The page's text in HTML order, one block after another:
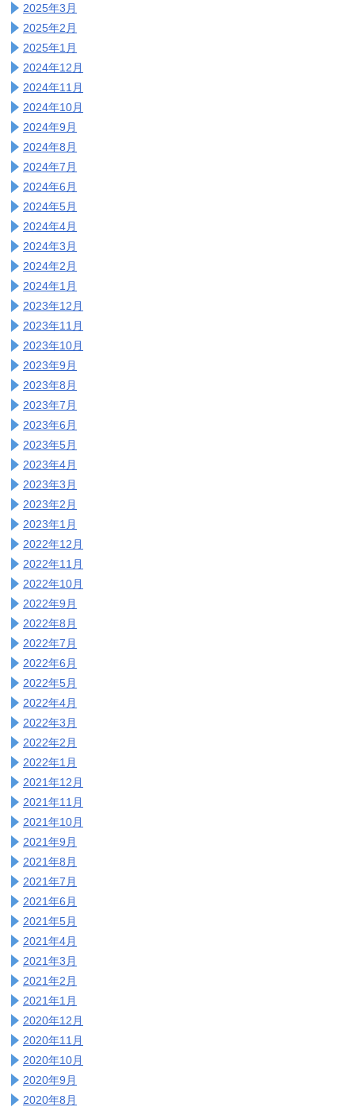
2025年3月
2025年2月
2025年1月
2024年12月
2024年11月
2024年10月
2024年9月
2024年8月
2024年7月
2024年6月
2024年5月
2024年4月
2024年3月
2024年2月
2024年1月
2023年12月
2023年11月
2023年10月
2023年9月
2023年8月
2023年7月
2023年6月
2023年5月
2023年4月
2023年3月
2023年2月
2023年1月
2022年12月
2022年11月
2022年10月
2022年9月
2022年8月
2022年7月
2022年6月
2022年5月
2022年4月
2022年3月
2022年2月
2022年1月
2021年12月
2021年11月
2021年10月
2021年9月
2021年8月
2021年7月
2021年6月
2021年5月
2021年4月
2021年3月
2021年2月
2021年1月
2020年12月
2020年11月
2020年10月
2020年9月
2020年8月